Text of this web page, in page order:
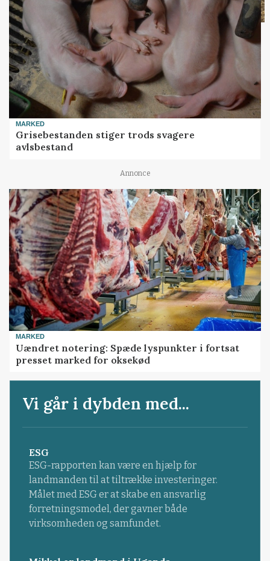
MARKED
Grisebestanden stiger trods svagere
avlsbestand
Annonce
MARKED
Uændret notering: Spæde lyspunkter i fortsat
presset marked for oksekød
Vi går i dybden med...
ESG
ESG-rapporten kan være en hjælp for
landmanden til at tiltrække investeringer.
Målet med ESG er at skabe en ansvarlig
forretningsmodel, der gavner både
virksomheden og samfundet.